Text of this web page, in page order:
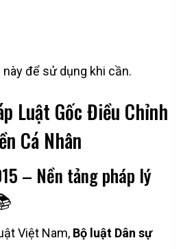
để sử dụng khi cần.
Luật Gốc Điều Chỉnh
Cá Nhân
– Nền tảng pháp lý
Việt Nam, Bộ luật Dân sự